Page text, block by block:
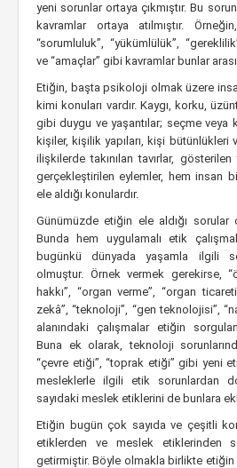
yeni sorunlar ortaya çıkmıştır.Bu
kavramlar ortaya atılmıştır.
“sorumluluk”, “yükümlülük”,
ve “amaçlar” gibi kavramlar bunlar
Etiğin, başta psikoloji olmak üzere
kimi konuları vardır. Kaygı, korku,
gibi duygu ve yaşantılar; seçme veya
kişiler, kişilik yapıları, kişi bütünlükleri
ilişkilerde takınılan tavırlar, gösterilen
gerçekleştirilen eylemler, hem insan
ele aldığı konulardır.
Günümüzde etiğin ele aldığı
Bunda hem uygulamalı etik
bugünkü dünyada yaşamla ilgili
olmuştur. Örnek vermek gerekirse,
hakkı”, “organ verme”, “organ
zekâ”, “teknoloji”, “gen teknolojisi”,
alanındaki çalışmalar etiğin
Buna ek olarak, teknoloji
“çevre etiği”, “toprak etiği” gibi yeni
mesleklerle ilgili etik sorunlardan
sayıdaki meslek etiklerini de bunlara
Etiğin bugün çok sayıda ve çeşitli
etiklerden ve meslek etiklerinden
getirmiştir. Böyle olmakla birlikte